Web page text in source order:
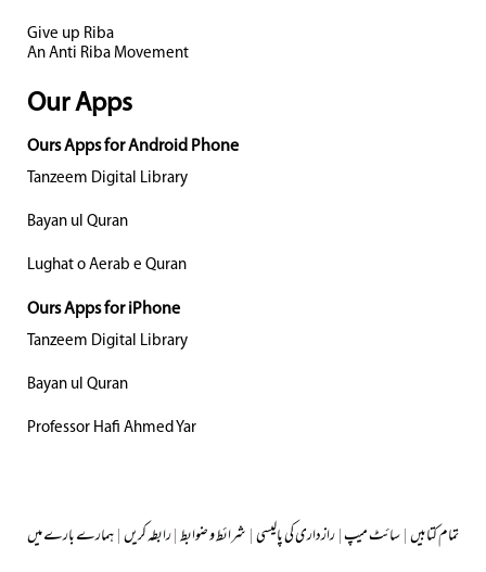
Give up Riba
An Anti Riba Movement
Our Apps
Ours Apps for Android Phone
Tanzeem Digital Library
Bayan ul Quran
Lughat o Aerab e Quran
Ours Apps for iPhone
Tanzeem Digital Library
Bayan ul Quran
Professor Hafi Ahmed Yar
ہمارے بارے میں|رابطہ کریں|شرائط و ضوابط|رازداری کی پالیسی|سائٹ میپ|تمام کتابیں